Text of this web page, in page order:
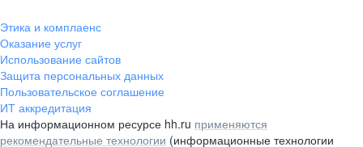
Этика и комплаенс
Оказание услуг
Использование сайтов
Защита персональных данных
Пользовательское соглашение
ИТ аккредитация
На информационном ресурсе hh.ru применяются
рекомендательные технологии (информационные технологии